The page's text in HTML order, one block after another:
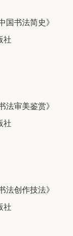
国书法简史》
社
法审美鉴赏》
社
法创作技法》
社